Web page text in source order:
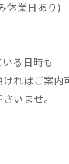
休業日あり)
る日時も
ればご案内
いませ。